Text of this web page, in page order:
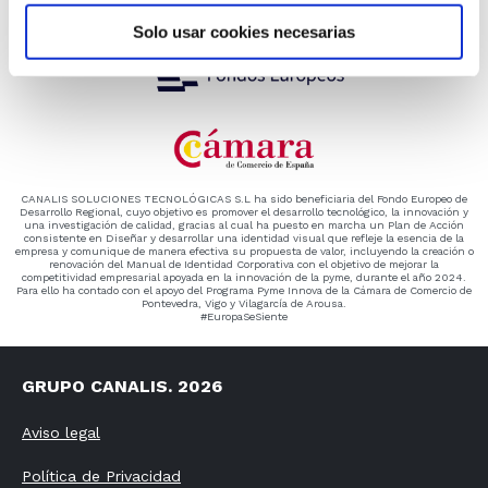
Solo usar cookies necesarias
CANALIS SOLUCIONES TECNOLÓGICAS S.L ha sido beneficiaria del Fondo Europeo de
Desarrollo Regional, cuyo objetivo es promover el desarrollo tecnológico, la innovación y
una investigación de calidad, gracias al cual ha puesto en marcha un Plan de Acción
consistente en Diseñar y desarrollar una identidad visual que refleje la esencia de la
empresa y comunique de manera efectiva su propuesta de valor, incluyendo la creación o
renovación del Manual de Identidad Corporativa con el objetivo de mejorar la
competitividad empresarial apoyada en la innovación de la pyme, durante el año 2024.
Para ello ha contado con el apoyo del Programa Pyme Innova de la Cámara de Comercio de
Pontevedra, Vigo y Vilagarcía de Arousa.
#EuropaSeSiente
GRUPO CANALIS. 2026
Aviso legal
Política de Privacidad